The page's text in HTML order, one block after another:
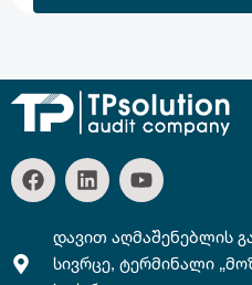
დავით აღმაშენებლის
სივრცე, ტერმინალი